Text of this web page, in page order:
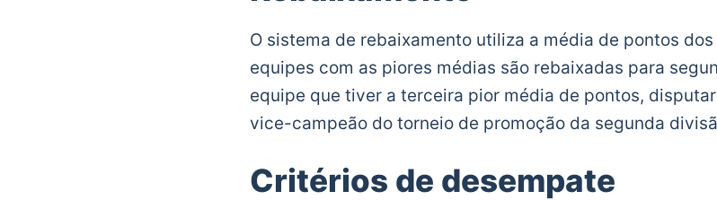
O sistema de rebaixamento utiliza a média de pontos
equipes com as piores médias são rebaixadas para
equipe que tiver a terceira pior média de pontos,
vice-campeão do torneio de promoção da segunda
Critérios de desempate